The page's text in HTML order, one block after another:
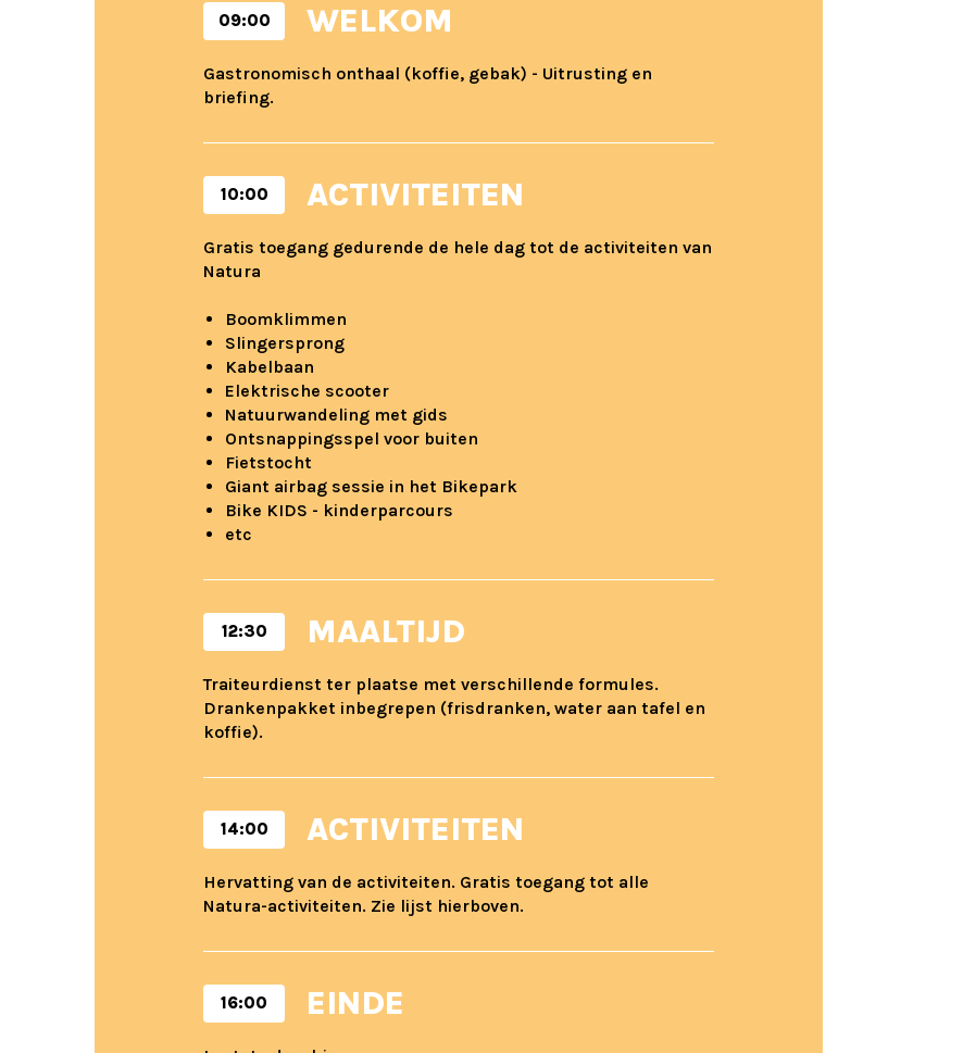
09:00 WELKOM
Gastronomisch onthaal (koffie, gebak) - Uitrusting en
briefing.
10:00 ACTIVITEITEN
Gratis toegang gedurende de hele dag tot de activiteiten van
Natura
Boomklimmen
Slingersprong
Kabelbaan
Elektrische scooter
Natuurwandeling met gids
Ontsnappingsspel voor buiten
Fietstocht
Giant airbag sessie in het Bikepark
Bike KIDS - kinderparcours
etc
12:30 MAALTIJD
Traiteurdienst ter plaatse met verschillende formules.
Drankenpakket inbegrepen (frisdranken, water aan tafel en
koffie).
14:00 ACTIVITEITEN
Hervatting van de activiteiten. Gratis toegang tot alle
Natura-activiteiten. Zie lijst hierboven.
16:00 EINDE